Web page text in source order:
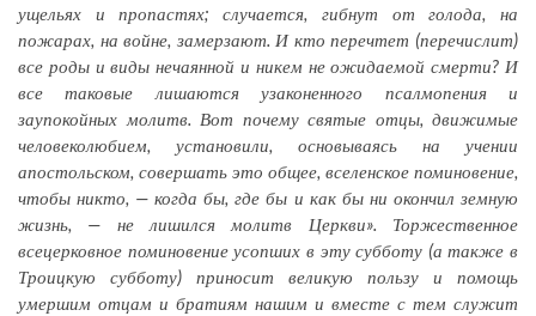
ущельях и пропастях; случается, гибнут от голода, на
пожарах, на войне, замерзают. И кто перечтет (перечислит)
все роды и виды нечаянной и никем не ожидаемой смерти? И
все таковые лишаются узаконенного псалмопения и
заупокойных молитв.
Вот почему святые отцы, движимые
человеколюбием, установили, основываясь на учении
апостольском, совершать это общее, вселенское поминовение,
чтобы никто, — когда бы, где бы и как бы ни окончил земную
жизнь, — не лишился молитв Церкви».
Торжественное
всецерковное поминовение усопших в эту субботу (а также в
Троицкую субботу) приносит великую пользу и помощь
умершим отцам и братиям нашим и вместе с тем служит